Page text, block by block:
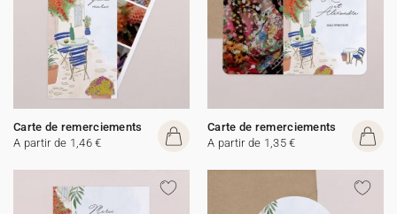
Carte de remerciements
A partir de 1,46 €
Carte de remerciements
A partir de 1,35 €